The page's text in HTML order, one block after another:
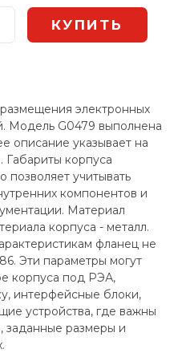
электронных
Модель G0479 выполнена
описание указывает на
корпуса
позволяет учитывать
компонентов и
Материал
корпуса - металл.
фланец не
Эти параметры могут
корпуса под РЭА,
интерфейсные блоки,
устройства, где важны
заданные размеры и